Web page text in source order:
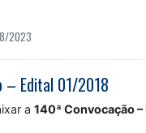
2023
– Edital 01/2018
a 140ª Convocação